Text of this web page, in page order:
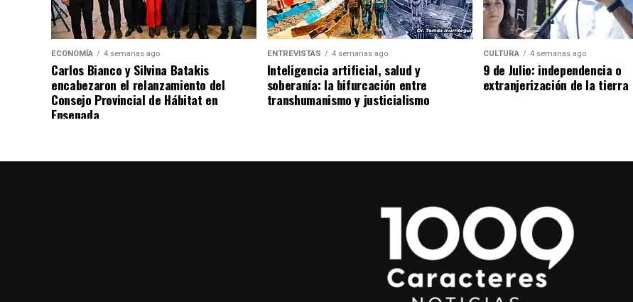
ECONOMÍA 4 semanas ago
Carlos Bianco y Silvina Batakis
encabezaron el relanzamiento del
Consejo Provincial de Hábitat en
Ensenada
ENTREVISTAS 4 semanas ago
Inteligencia artificial, salud y
soberanía: la bifurcación entre
transhumanismo y justicialismo
CULTURA 4 semanas ago
9 de Julio: independencia o
extranjerización de la tierra